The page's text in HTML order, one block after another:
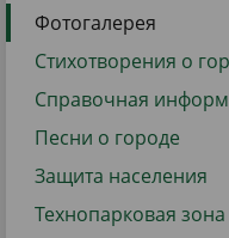
Фотогалерея
Стихотворения о
Справочная
Песни о городе
Защита населения
Технопарковая зона